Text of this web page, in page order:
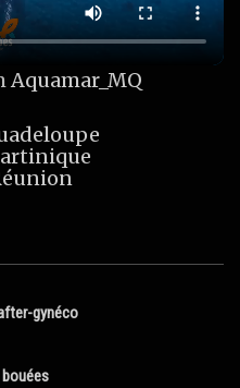
Aquamar_MQ
gynéco